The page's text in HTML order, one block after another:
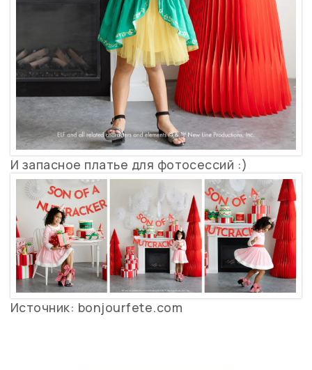
И запасное платье для фотосессий :)
Источник: bonjourfete.com